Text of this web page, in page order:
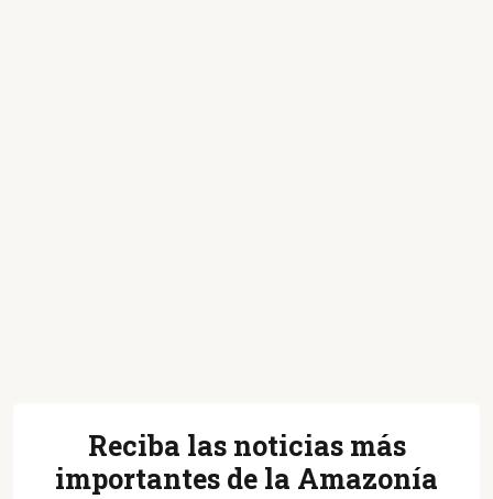
Reciba las noticias más
importantes de la Amazonía